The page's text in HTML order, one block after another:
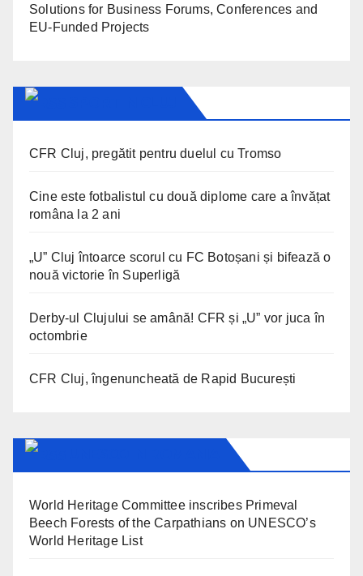
Solutions for Business Forums, Conferences and
EU-Funded Projects
CFR Cluj, pregătit pentru duelul cu Tromso
Cine este fotbalistul cu două diplome care a învățat
româna la 2 ani
„U” Cluj întoarce scorul cu FC Botoșani și bifează o
nouă victorie în Superligă
Derby-ul Clujului se amână! CFR și „U” vor juca în
octombrie
CFR Cluj, îngenuncheată de Rapid București
World Heritage Committee inscribes Primeval
Beech Forests of the Carpathians on UNESCO’s
World Heritage List